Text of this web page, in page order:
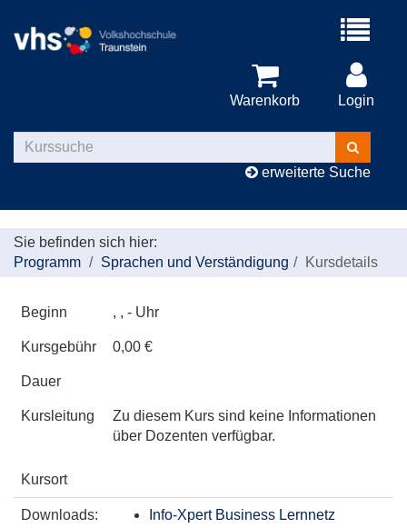
Menü
Warenkorb Login
Kurse
suchen
erweiterte Suche
Sie befinden sich hier:
Programm
Sprachen und Verständigung Kursdetails
Beginn , , - Uhr
Kursgebühr 0,00 €
Dauer
Kursleitung
Zu diesem Kurs sind keine Informationen
über Dozenten verfügbar.
Kursort
Downloads: Info-Xpert Business Lernnetz